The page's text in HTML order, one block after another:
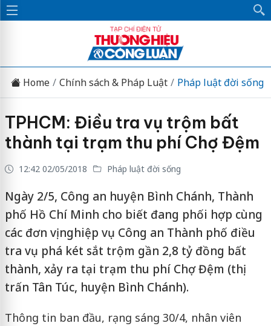
Home Chính sách & Pháp Luật Pháp luật đời sống
TPHCM: Điều tra vụ trộm bất
thành tại trạm thu phí Chợ Đệm
12:42 02/05/2018 Pháp luật đời sống
Ngày 2/5, Công an huyện Bình Chánh, Thành
phố Hồ Chí Minh cho biết đang phối hợp cùng
các đơn vị nghiệp vụ Công an Thành phố điều
tra vụ phá két sắt trộm gần 2,8 tỷ đồng bất
thành, xảy ra tại trạm thu phí Chợ Đệm (thị
trấn Tân Túc, huyện Bình Chánh).
Thông tin ban đầu, rạng sáng 30/4, nhân viên